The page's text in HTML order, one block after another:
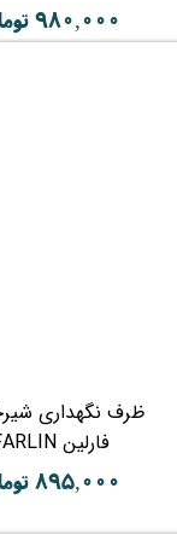
۹۸۰,۰۰۰ تومان
ظرف نگهداری
فارلین FARLIN
۸۹۵,۰۰۰ تومان